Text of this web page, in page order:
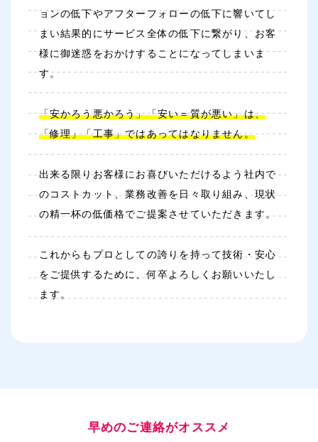
ョンの低下やアフターフォローの低下に響いてし
まい結果的にサービス全体の低下に繋がり、お客
様に御迷惑をおかけすることになってしまいま
す。
「安かろう悪かろう」「安い＝質が悪い」は、
「修理」「工事」ではあってはなりません。
出来る限りお客様にお喜びいただけるよう社内で
のコストカット、業務改善を日々取り組み、現状
の精一杯の低価格でご提案させていただきます。
これからもプロとしての誇りを持って技術・安心
をご提供するために、何卒よろしくお願いいたし
ます。
早めのご連絡がオススメ